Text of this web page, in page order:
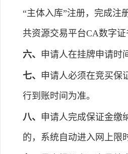
“主体入库”注册，完成注
共资源交易平台CA数字证
六、 申请人在挂牌申请时
七、
申请人必须在竞买保
行到账时间为准。
八、
申请人完成保证金缴
的，系统自动进入网上限